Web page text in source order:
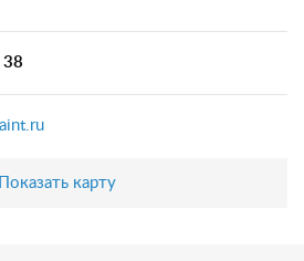
38
Показать карту